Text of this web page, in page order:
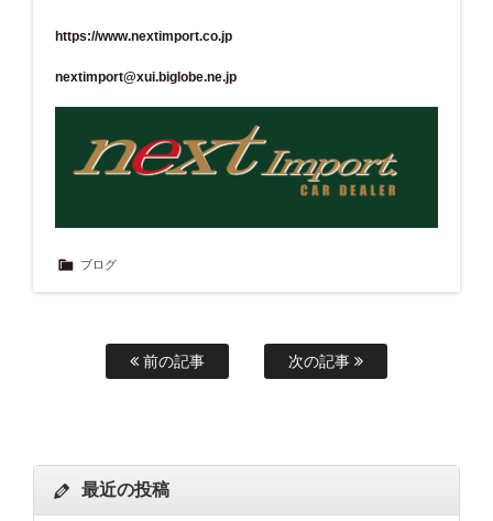
https://www.nextimport.co.jp
nextimport@xui.biglobe.ne.jp
ブログ
前の記事 次の記事
最近の投稿